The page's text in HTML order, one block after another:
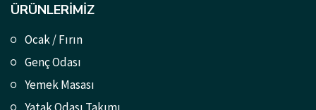
ÜRÜNLERIMIZ
Ocak / Fırın
Genç Odası
Yemek Masası